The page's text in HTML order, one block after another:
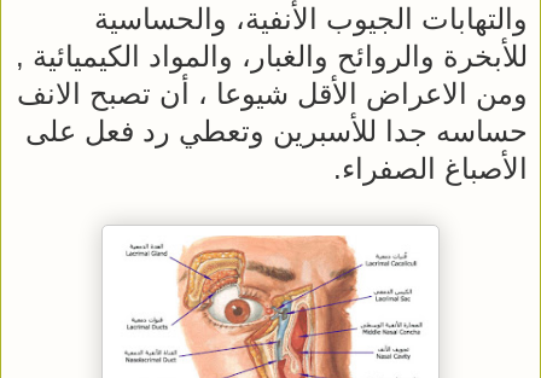
والتهابات الجيوب الأنفية، والحساسية
للأبخرة والروائح والغبار، والمواد الكيميائية ,
ومن الاعراض الأقل شيوعا ، أن تصبح الانف
حساسه جدا للأسبرين وتعطي رد فعل على
الأصباغ الصفراء.